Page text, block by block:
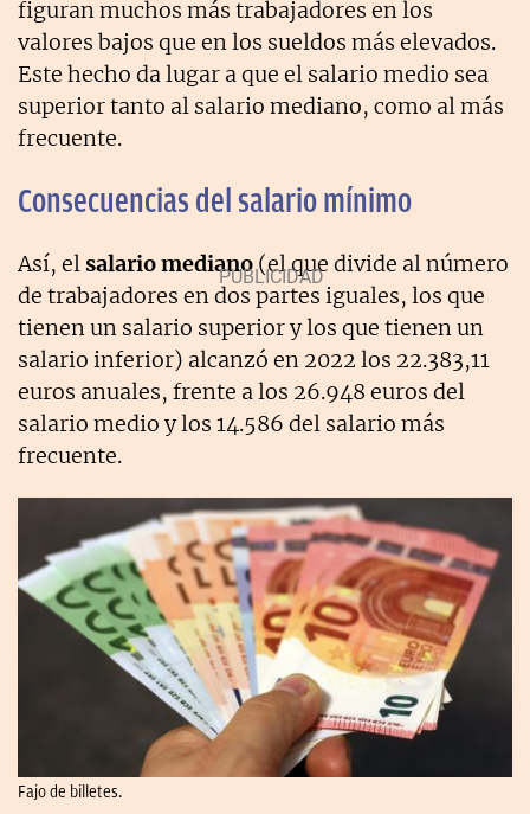
figuran muchos más trabajadores en los
valores bajos que en los sueldos más elevados.
Este hecho da lugar a que el salario medio sea
superior tanto al salario mediano, como al más
frecuente.
Consecuencias del salario mínimo
Así, elsalario mediano(el que divide al número
de trabajadores en dos partes iguales, los que
tienen un salario superior y los que tienen un
salario inferior) alcanzó en 2022 los 22.383,11
euros anuales, frente a los 26.948 euros del
salario medio y los 14.586 del salario más
frecuente.
Fajo de billetes.